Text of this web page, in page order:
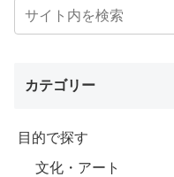
カテゴリー
目的で探す
文化・アート